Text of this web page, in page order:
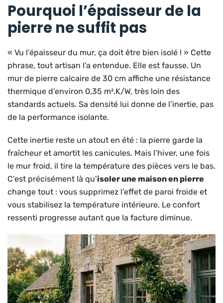
Pourquoi l’épaisseur de la
pierre ne suffit pas
« Vu l’épaisseur du mur, ça doit être bien isolé ! » Cette
phrase, tout artisan l’a entendue. Elle est fausse. Un
mur de pierre calcaire de 30 cm affiche une résistance
thermique d’environ 0,35 m².K/W, très loin des
standards actuels. Sa densité lui donne de l’inertie, pas
de la performance isolante.
Cette inertie reste un atout en été : la pierre garde la
fraîcheur et amortit les canicules. Mais l’hiver, une fois
le mur froid, il tire la température des pièces vers le bas.
C’est précisément là qu’isoler une maison en pierre
change tout : vous supprimez l’effet de paroi froide et
vous stabilisez la température intérieure. Le confort
ressenti progresse autant que la facture diminue.